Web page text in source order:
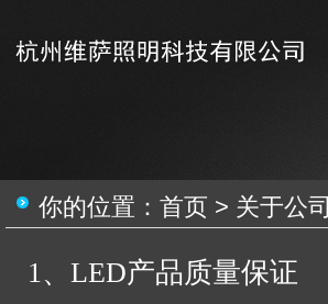
你的位置： 首页 > 关于公司
1、LED产品质量保证